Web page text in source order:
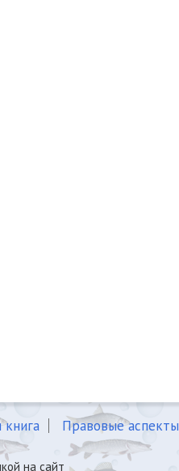
книга Правовые аспекты
на сайт